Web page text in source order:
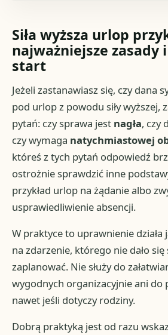
Siła wyższa urlop
najważniejsze zasady
start
Jeżeli zastanawiasz się, czy dana
pod urlop z powodu siły wyższej,
pytań: czy sprawa jest nagła, czy
czy wymaga natychmiastowej
któreś z tych pytań odpowiedź
ostrożnie sprawdzić inne
przykład urlop na żądanie albo
usprawiedliwienie absencji.
W praktyce to uprawnienie działa
na zdarzenie, którego nie dało
zaplanować. Nie służy do
wygodnych organizacyjnie ani do
nawet jeśli dotyczy rodziny.
Dobrą praktyką jest od razu